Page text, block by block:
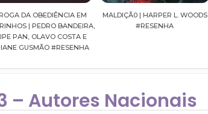
DA OBEDIÊNCIA EM
| PEDRO BANDEIRA,
PAN, OLAVO COSTA E
GUSMÃO #RESENHA
MALDIÇÃ0 | HARPER L. WOODS
#RESENHA
– Autores Nacionais